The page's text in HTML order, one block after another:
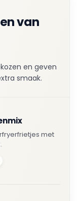
van
en geven
smaak.
met